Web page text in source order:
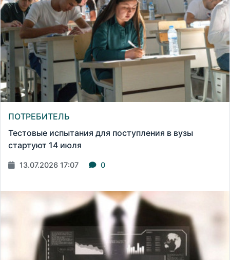
ПОТРЕБИТЕЛЬ
Тестовые испытания для поступления в вузы
стартуют 14 июля
13.07.2026 17:07 0